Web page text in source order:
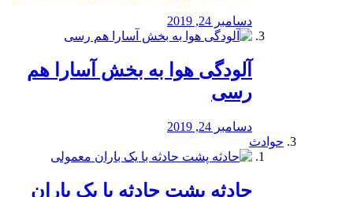
دسامبر 24, 2019
آلودگی هوا به بخش آسارا هم
رسی
دسامبر 24, 2019
حوادث
️حادثه پشت حادثه با یک باران